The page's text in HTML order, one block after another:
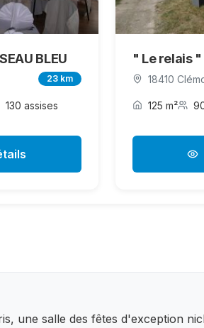
BLEU
23 km
130 assises
18410
125 m²
une salle des fêtes d'exception